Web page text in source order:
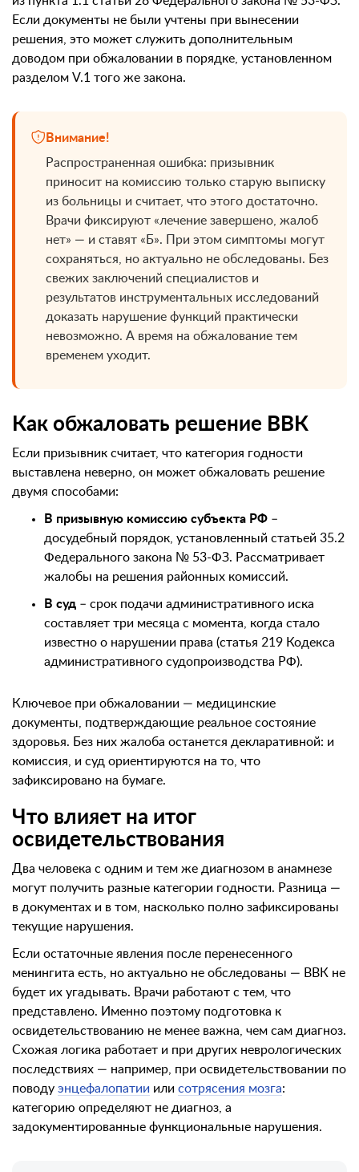
Если документы не были учтены при вынесении
решения, это может служить дополнительным
доводом при обжаловании в порядке, установленном
разделом V.1 того же закона.
Внимание!
Распространенная ошибка: призывник
приносит на комиссию только старую выписку
из больницы и считает, что этого достаточно.
Врачи фиксируют «лечение завершено, жалоб
нет» — и ставят «Б». При этом симптомы могут
сохраняться, но актуально не обследованы. Без
свежих заключений специалистов и
результатов инструментальных исследований
доказать нарушение функций практически
невозможно. А время на обжалование тем
временем уходит.
Как обжаловать решение ВВК
Если призывник считает, что категория годности
выставлена неверно, он может обжаловать решение
двумя способами:
В призывную комиссию субъекта РФ –
досудебный порядок, установленный статьей 35.2
Федерального закона № 53-ФЗ. Рассматривает
жалобы на решения районных комиссий.
В суд – срок подачи административного иска
составляет три месяца с момента, когда стало
известно о нарушении права (статья 219 Кодекса
административного судопроизводства РФ).
Ключевое при обжаловании — медицинские
документы, подтверждающие реальное состояние
здоровья. Без них жалоба останется декларативной: и
комиссия, и суд ориентируются на то, что
зафиксировано на бумаге.
Что влияет на итог
освидетельствования
Два человека с одним и тем же диагнозом в анамнезе
могут получить разные категории годности. Разница —
в документах и в том, насколько полно зафиксированы
текущие нарушения.
Если остаточные явления после перенесенного
менингита есть, но актуально не обследованы — ВВК не
будет их угадывать. Врачи работают с тем, что
представлено. Именно поэтому подготовка к
освидетельствованию не менее важна, чем сам диагноз.
Схожая логика работает и при других неврологических
последствиях — например, при освидетельствовании по
поводу энцефалопатии или сотрясения мозга:
категорию определяют не диагноз, а
задокументированные функциональные нарушения.